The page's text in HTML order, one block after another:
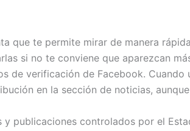
que te permite mirar de manera
si no te conviene que aparezcan
de verificación de Facebook.
en la sección de noticias,
y publicaciones controlados por el